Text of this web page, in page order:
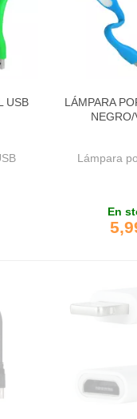
USB
LÁMPARA
Lámpara
En